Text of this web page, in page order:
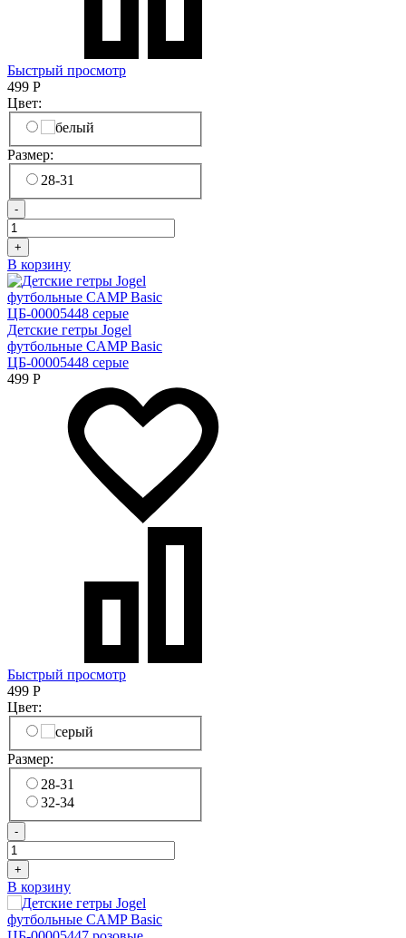
Быстрый просмотр
499 Р
Цвет:
Размер:
28-31
-
+
В корзину
Детские гетры Jogel
футбольные CAMP Basic
ЦБ-00005448 серые
499 Р
Быстрый просмотр
499 Р
Цвет:
Размер:
28-31
32-34
-
+
В корзину